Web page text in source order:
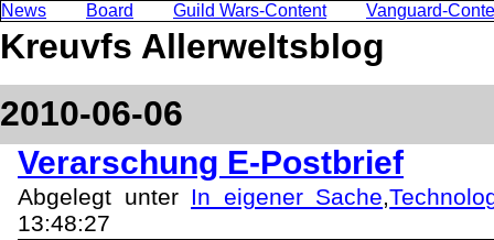
News Board Guild Wars-Content Vanguard-
Kreuvfs Allerweltsblog
2010-06-06
Verarschung E-Postbrief
Abgelegt unter In eigener Sache,
13:48:27